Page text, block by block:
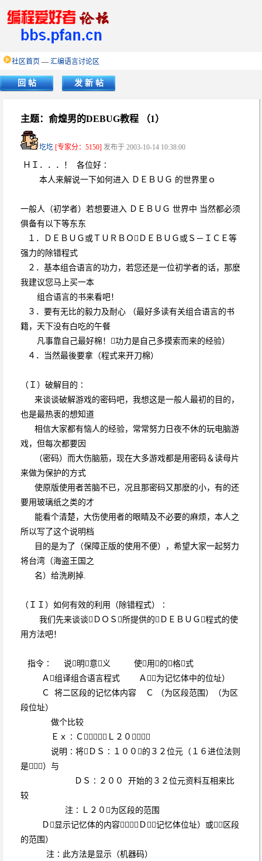
社区首页 — 汇编语言讨论区
回 帖 发 新 帖
主题：俞煌男的DEBUG教程 （1）
圪圪 [专家分：5150] 发布于 2003-10-14 10:38:00
ＨＩ．．．！ 各位好∶
本人来解说一下如何进入 ＤＥＢＵＧ 的世界里ｏ
一般人（初学者）若想要进入 ＤＥＢＵＧ 世界中 当然都必须
俱备有以下等东东
１．ＤＥＢＵＧ或ＴＵＲＢＯＤＥＢＵＧ或Ｓ－ＩＣＥ等
强力的除错程式
２．基本组合语言的功力，若您还是一位初学者的话，那麽
我建议您马上买一本
组合语言的书来看吧！
３．要有无比的毅力及耐心 （最好多读有关组合语言的书
籍，天下没有白吃的午餐
凡事靠自己最好棉！功力是自己多摸索而来的经验）
４．当然最後要拿（程式来开刀棉）
（Ｉ）破解目的∶
来谈谈破解游戏的密码吧，我想这是一般人最初的目的，
也是最热衷的想知道
相信大家都有恼人的经验，常常努力日夜不休的玩电脑游
戏，但每次都要因
（密码）而大伤脑筋，现在大多游戏都是用密码＆读母片
来做为保护的方式
使原版使用者苦脑不已，况且那密码又那麽的小，有的还
要用玻璃纸之类的才
能看个清楚，大伤使用者的眼睛及不必要的麻烦，本人之
所以写了这个说明档
目的是为了（保障正版的使用不便），希望大家一起努力
将台湾（海盗王国之
名）给洗刷掉.
（ＩＩ）如何有效的利用（除错程式）∶
我们先来谈谈ＤＯＳ所提供的ＤＥＢＵＧ程式的使
用方法吧！
指令∶ 说明意义 使用的格式
Ａ组译组合语言程式 Ａ（为记忆体中的位址）
Ｃ 将二区段的记忆体内容 Ｃ （为区段范围）（为区
段位址）
做个比较
Ｅｘ∶Ｃ１００Ｌ２０２００
说明∶将ＤＳ∶１００的３２位元（１６进位法则
是２０）与
ＤＳ∶２００ 开始的３２位元资料互相来比
较
注∶Ｌ２０为区段的范围
Ｄ显示记忆体的内容Ｄ（记忆体位址）或（区段
的范围）
注∶此方法是显示（机器码）